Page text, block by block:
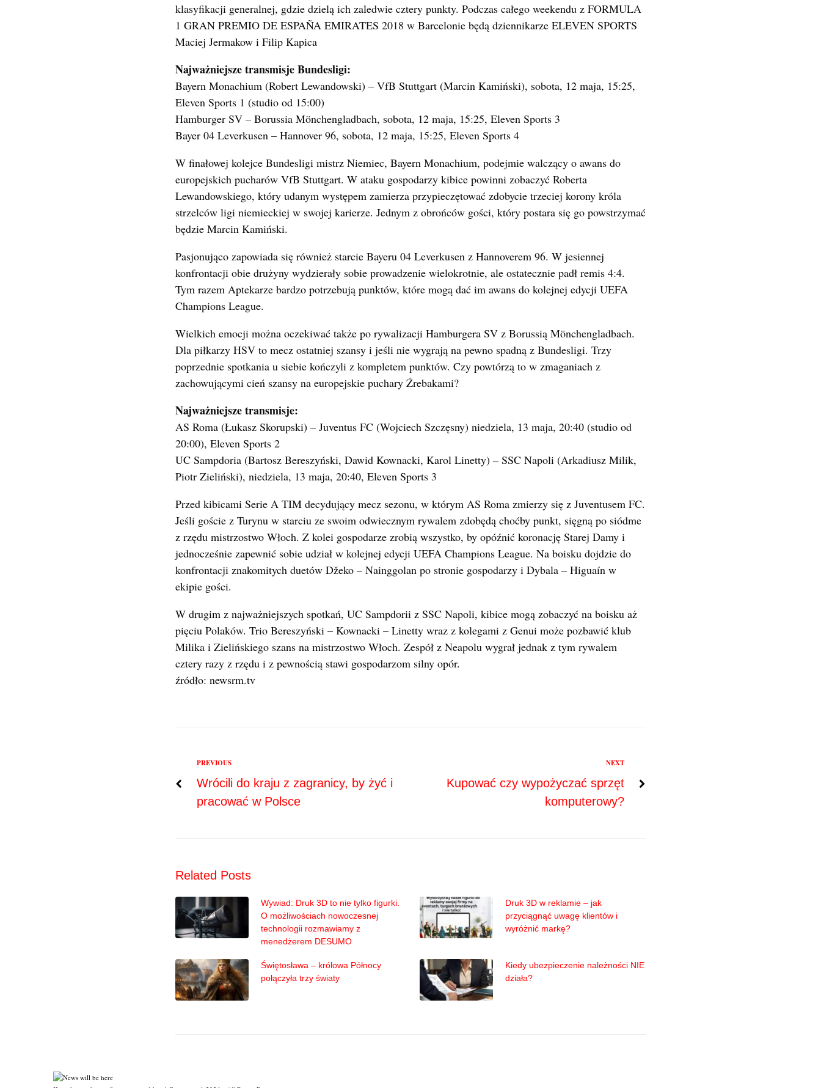
klasyfikacji generalnej, gdzie dzielą ich zaledwie cztery punkty. Podczas całego weekendu z FORMULA
1 GRAN PREMIO DE ESPAÑA EMIRATES 2018 w Barcelonie będą dziennikarze ELEVEN SPORTS
Maciej Jermakow i Filip Kapica
Najważniejsze transmisje Bundesligi:
Bayern Monachium (Robert Lewandowski) – VfB Stuttgart (Marcin Kamiński), sobota, 12 maja, 15:25,
Eleven Sports 1 (studio od 15:00)
Hamburger SV – Borussia Mönchengladbach, sobota, 12 maja, 15:25, Eleven Sports 3
Bayer 04 Leverkusen – Hannover 96, sobota, 12 maja, 15:25, Eleven Sports 4
W finałowej kolejce Bundesligi mistrz Niemiec, Bayern Monachium, podejmie walczący o awans do
europejskich pucharów VfB Stuttgart. W ataku gospodarzy kibice powinni zobaczyć Roberta
Lewandowskiego, który udanym występem zamierza przypieczętować zdobycie trzeciej korony króla
strzelców ligi niemieckiej w swojej karierze. Jednym z obrońców gości, który postara się go powstrzymać
będzie Marcin Kamiński.
Pasjonująco zapowiada się również starcie Bayeru 04 Leverkusen z Hannoverem 96. W jesiennej
konfrontacji obie drużyny wydzierały sobie prowadzenie wielokrotnie, ale ostatecznie padł remis 4:4.
Tym razem Aptekarze bardzo potrzebują punktów, które mogą dać im awans do kolejnej edycji UEFA
Champions League.
Wielkich emocji można oczekiwać także po rywalizacji Hamburgera SV z Borussią Mönchengladbach.
Dla piłkarzy HSV to mecz ostatniej szansy i jeśli nie wygrają na pewno spadną z Bundesligi. Trzy
poprzednie spotkania u siebie kończyli z kompletem punktów. Czy powtórzą to w zmaganiach z
zachowującymi cień szansy na europejskie puchary Źrebakami?
Najważniejsze transmisje:
AS Roma (Łukasz Skorupski) – Juventus FC (Wojciech Szczęsny) niedziela, 13 maja, 20:40 (studio od
20:00), Eleven Sports 2
UC Sampdoria (Bartosz Bereszyński, Dawid Kownacki, Karol Linetty) – SSC Napoli (Arkadiusz Milik,
Piotr Zieliński), niedziela, 13 maja, 20:40, Eleven Sports 3
Przed kibicami Serie A TIM decydujący mecz sezonu, w którym AS Roma zmierzy się z Juventusem FC.
Jeśli goście z Turynu w starciu ze swoim odwiecznym rywalem zdobędą choćby punkt, sięgną po siódme
z rzędu mistrzostwo Włoch. Z kolei gospodarze zrobią wszystko, by opóźnić koronację Starej Damy i
jednocześnie zapewnić sobie udział w kolejnej edycji UEFA Champions League. Na boisku dojdzie do
konfrontacji znakomitych duetów Džeko – Nainggolan po stronie gospodarzy i Dybala – Higuaín w
ekipie gości.
W drugim z najważniejszych spotkań, UC Sampdorii z SSC Napoli, kibice mogą zobaczyć na boisku aż
pięciu Polaków. Trio Bereszyński – Kownacki – Linetty wraz z kolegami z Genui może pozbawić klub
Milika i Zielińskiego szans na mistrzostwo Włoch. Zespół z Neapolu wygrał jednak z tym rywalem
cztery razy z rzędu i z pewnością stawi gospodarzom silny opór.
źródło: newsrm.tv
Nawigacja
wpisu
Previous
PREVIOUS
Wrócili do kraju z zagranicy, by żyć i
pracować w Polsce
NEXT
Kupować czy wypożyczać sprzęt
komputerowy?
Related Posts
Wywiad: Druk 3D to nie tylko figurki.
O możliwościach nowoczesnej
technologii rozmawiamy z
menedżerem DESUMO
Druk 3D w reklamie – jak
przyciągnąć uwagę klientów i
wyróżnić markę?
Świętosława – królowa Północy
połączyła trzy światy
Kiedy ubezpieczenie należności NIE
działa?